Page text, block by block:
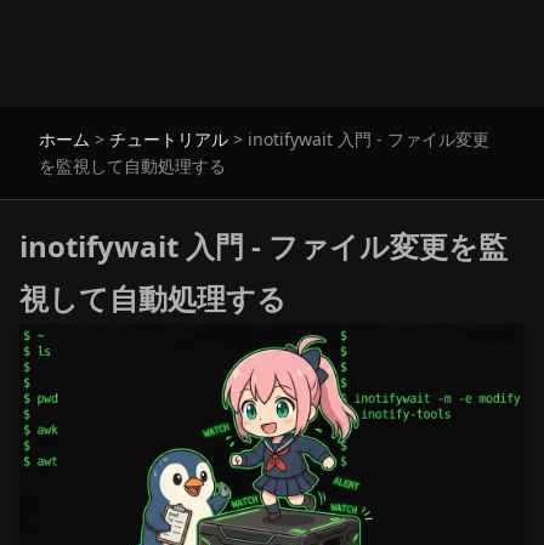
ホーム > チュートリアル > inotifywait 入門 - ファイル変更
を監視して自動処理する
inotifywait 入門 - ファイル変更を監
視して自動処理する